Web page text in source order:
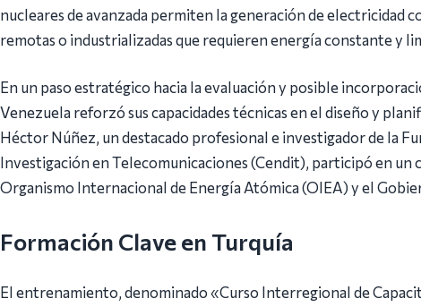
nucleares de avanzada permiten la generación de electricidad
remotas o industrializadas que requieren energía constante y
En un paso estratégico hacia la evaluación y posible
Venezuela reforzó sus capacidades técnicas en el diseño y
Héctor Núñez, un destacado profesional e investigador de la
Investigación en Telecomunicaciones (Cendit), participó en un
Organismo Internacional de Energía Atómica (OIEA) y el
Formación Clave en Turquía
El entrenamiento, denominado «Curso Interregional de